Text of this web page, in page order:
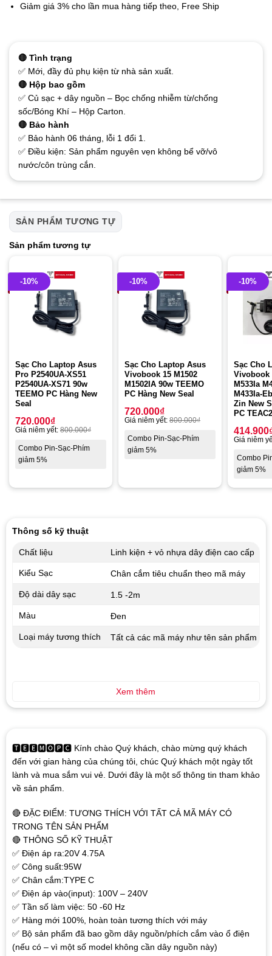
Giảm giá 3% cho lần mua hàng tiếp theo, Free Ship
🔴 Tình trạng
✅ Mới, đầy đủ phụ kiện từ nhà sản xuất.
🔴 Hộp bao gồm
✅ Củ sạc + dây nguồn – Bọc chống nhiễm từ/chống
sốc/Bóng Khí – Hộp Carton.
🔴 Bảo hành
✅ Bảo hành 06 tháng, lỗi 1 đổi 1.
✅ Điều kiện: Sản phẩm nguyên vẹn không bể vỡ/vô
nước/côn trùng cắn.
SẢN PHẨM TƯƠNG TỰ
Sản phẩm tương tự
-10%
Sạc Cho Laptop Asus
Pro P2540UA-XS51
P2540UA-XS71 90w
TEEMO PC Hàng New
Seal
720.000₫
Giá niêm yết: 800.000₫
Combo Pin-Sạc-Phím
giảm 5%
-10%
Sạc Cho Laptop Asus
Vivobook 15 M1502
M1502IA 90w TEEMO
PC Hàng New Seal
720.000₫
Giá niêm yết: 800.000₫
Combo Pin-Sạc-Phím
giảm 5%
-10%
Sạc Cho
Vivobook
M533Ia
M433Ia-
Zin New
PC
414.900
Giá niêm
Combo
giảm 5%
🆃🅴🅴🅼🅾🅿🅲 Kính chào Quý khách, chào mừng quý khách
đến với gian hàng của chúng tôi, chúc Quý khách một ngày tốt
lành và mua sắm vui vẻ. Dưới đây là một số thông tin tham khảo
về sản phẩm.
🔴 ĐẶC ĐIỂM: TƯƠNG THÍCH VỚI TẤT CẢ MÃ MÁY CÓ
TRONG TÊN SẢN PHẨM
🔴 THÔNG SỐ KỸ THUẬT
✅ Điện áp ra:20V 4.75A
✅ Công suất:95W
✅ Chân cắm:TYPE C
✅ Điện áp vào(input): 100V – 240V
✅ Tần số làm việc: 50 -60 Hz
✅ Hàng mới 100%, hoàn toàn tương thích với máy
✅ Bộ sản phẩm đã bao gồm dây nguồn/phích cắm vào ổ điện
(nếu có – vì một số model không cần dây nguồn này)
Thông số kỹ thuật
Chất liệu Linh kiện + vỏ nhựa dây điện cao cấp
Kiểu Sạc Chân cắm tiêu chuẩn theo mã máy
Độ dài dây sạc 1.5 -2m
Màu Đen
Loại máy tương thích Tất cả các mã máy như tên sản phẩm
Xem thêm